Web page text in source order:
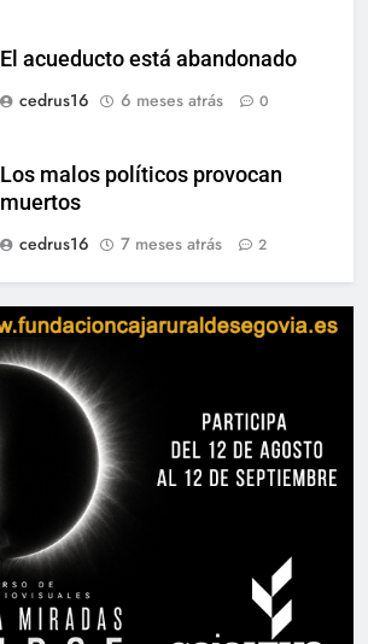
El acueducto está abandonado
cedrus16
6 meses atrás 0
Los malos políticos provocan
muertos
cedrus16
7 meses atrás 2